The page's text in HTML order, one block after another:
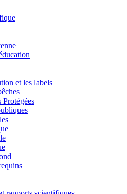
et les labels